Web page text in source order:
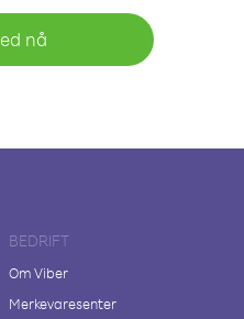
nå
BEDRIFT
Om Viber
Merkevaresenter